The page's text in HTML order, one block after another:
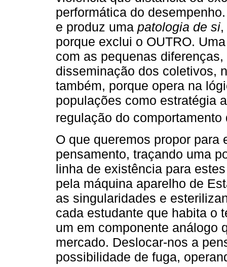
performática do
e produz uma patologia de si
porque exclui o OUTRO.
com as pequenas
disseminação dos coletivos,
também, porque opera na
populações como estratégia
regulação do
O que queremos propor para
pensamento, traçando uma
linha de existência para
pela máquina aparelho de
as singularidades e
cada estudante que habita o
um em componente análogo
mercado. Deslocar-nos a
possibilidade de fuga,